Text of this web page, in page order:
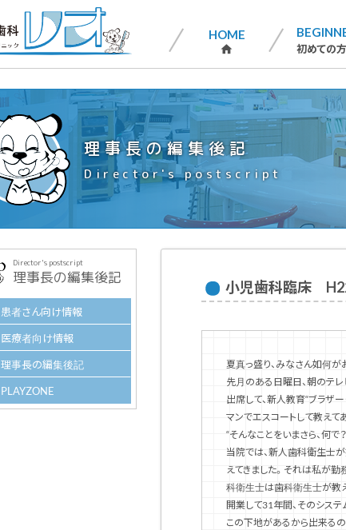
HOME
home 初めての
理事長の編集後記
Director's postscript
Director's postscript
理事長の編集後記
患者さん向け情報
医療者向け情報
理事長の編集後記
PLAYZONE
小児歯科臨床
夏真っ盛り、みなさん如何が
先月のある日曜日、朝のテレ
出席して、新人教育“ブラザ
マンでエスコートして教えて
“そんなことをいまさら、何で？
当院では、新人歯科衛生士
えてきました。それは私が勤
科衛生士は歯科衛生士が教
開業して31年間、そのシス
この下地があるから出来るの